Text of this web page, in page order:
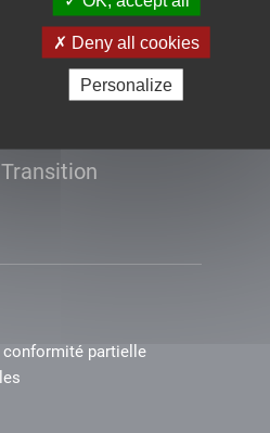
Deny all cookies
Personalize
la
partielle